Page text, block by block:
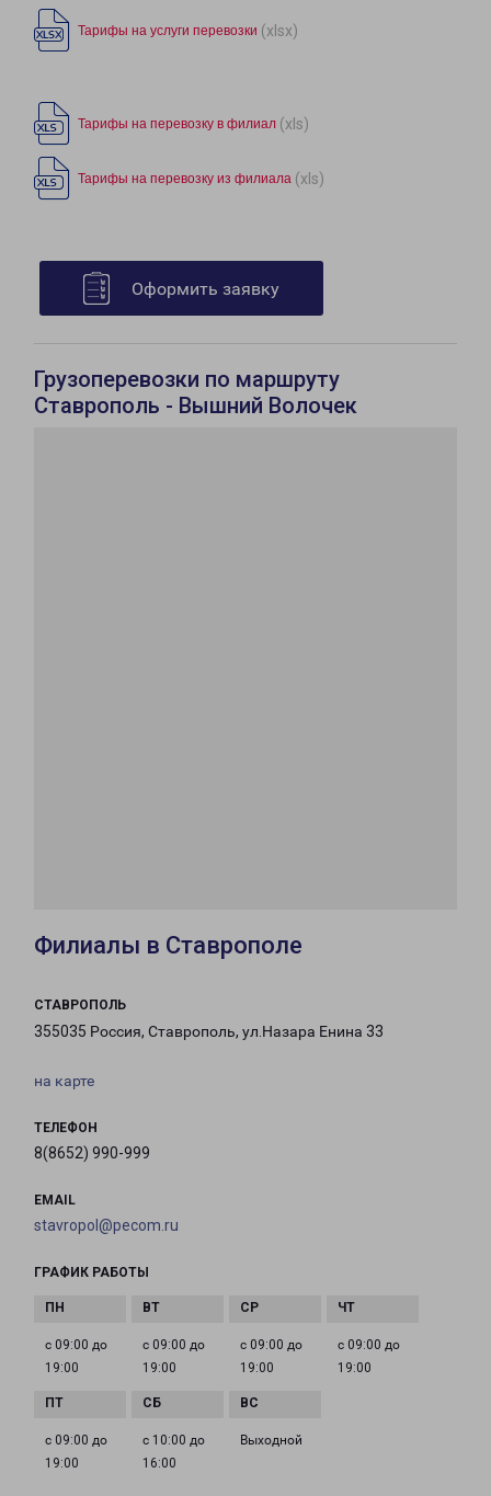
Тарифы на услуги перевозки (xlsx)
Тарифы на перевозку в филиал (xls)
Тарифы на перевозку из филиала (xls)
Оформить заявку
Грузоперевозки по маршруту
Ставрополь - Вышний Волочек
Филиалы в Ставрополе
СТАВРОПОЛЬ
355035 Россия, Ставрополь, ул.Назара Енина 33
на карте
ТЕЛЕФОН
8(8652) 990-999
EMAIL
stavropol@pecom.ru
ГРАФИК РАБОТЫ
с 09:00 до
19:00
с 09:00 до
19:00
с 09:00 до
19:00
с 09:00 до
19:00
с 09:00 до
19:00
с 10:00 до
16:00
Выходной